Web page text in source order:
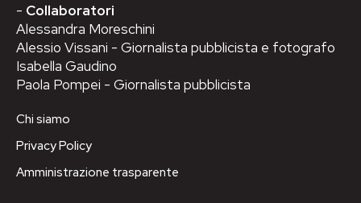
- Collaboratori
Alessandra Moreschini
Alessio Vissani - Giornalista pubblicista e fotografo
Isabella Gaudino
Paola Pompei - Giornalista pubblicista
Chi siamo
Privacy Policy
Amministrazione trasparente